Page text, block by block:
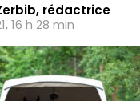
rédactrice
16 h 28 min